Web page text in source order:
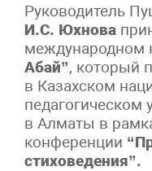
Руководитель
И.С. Юхнова
международном
Абай”, который
в Казахском
педагогическом
в Алматы в
конференции
стиховедения”.